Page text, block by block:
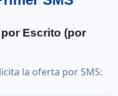
Escrito (por
la oferta por SMS: